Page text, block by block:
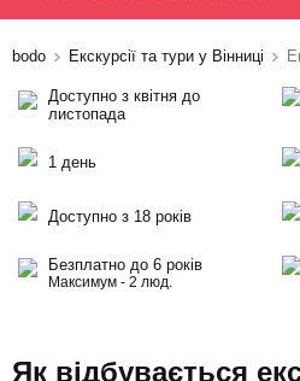
bodo Екскурсії та тури у Вінниці
Доступно з квітня до
листопада
1 день
Доступно з 18 років
Безплатно до 6 років
Максимум - 2 люд.
Як відбувається